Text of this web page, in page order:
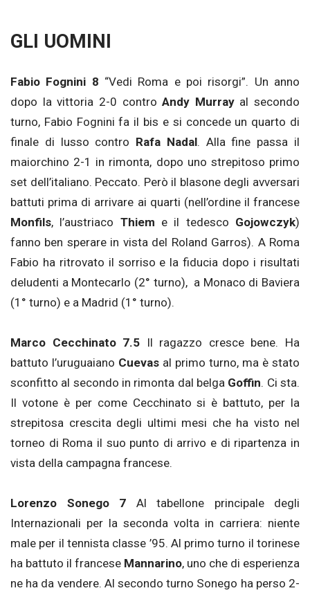
GLI UOMINI
Fabio Fognini 8 “Vedi Roma e poi risorgi”. Un anno
dopo la vittoria 2-0 controAndy Murrayal secondo
turno, Fabio Fognini fa il bis e si concede un quarto di
finale di lusso contro Rafa Nadal. Alla fine passa il
maiorchino 2-1 in rimonta, dopo uno strepitoso primo
set dell’italiano. Peccato. Però il blasone degli avversari
battuti prima di arrivare ai quarti (nell’ordine il francese
Monfils, l’austriaco Thiem e il tedesco Gojowczyk)
fanno ben sperare in vista del Roland Garros). A Roma
Fabio ha ritrovato il sorriso e la fiducia dopo i risultati
deludenti a Montecarlo (2° turno), a Monaco di Baviera
(1° turno) e a Madrid (1° turno).
Marco Cecchinato 7.5 Il ragazzo cresce bene. Ha
battuto l’uruguaiano Cuevas al primo turno, ma è stato
sconfitto al secondo in rimonta dal belga Goffin. Ci sta.
Il votone è per come Cecchinato si è battuto, per la
strepitosa crescita degli ultimi mesi che ha visto nel
torneo di Roma il suo punto di arrivo e di ripartenza in
vista della campagna francese.
Lorenzo Sonego 7 Al tabellone principale degli
Internazionali per la seconda volta in carriera: niente
male per il tennista classe ’95. Al primo turno il torinese
ha battuto il francese Mannarino, uno che di esperienza
ne ha da vendere. Al secondo turno Sonego ha perso 2-